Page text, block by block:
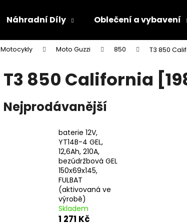
Náhradní Díly Oblečení a vybavení
Motocykly Moto Guzzi 850 T3 850
T3 850 California
Nejprodávanější
baterie 12V,
YT14B-4 GEL,
12,6Ah, 210A,
bezúdržbová GEL
150x69x145,
FULBAT
(aktivovaná ve
výrobě)
Skladem
1 271 Kč
Co potřebujete najít?
Doporučujeme